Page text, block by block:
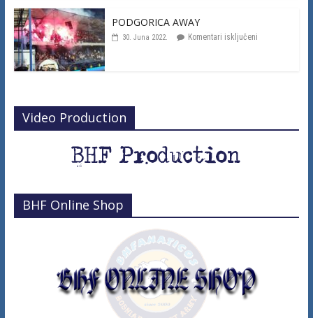
PODGORICA AWAY
30. Juna 2022. Komentari isključeni
Video Production
BHF Online Shop